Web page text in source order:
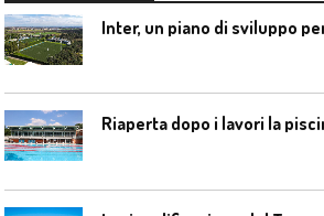
Riaperta dopo i lavori la